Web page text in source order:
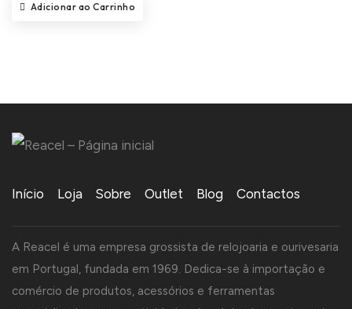
Adicionar ao Carrinho
Início Loja Sobre Outlet Blog Contactos
A Reacel é uma empresa grossista de relojoaria e ourivesaria
em Portugal, fundada em 1969. Dedica-se à importação e
comércio de produtos, acessórios e ferramentas